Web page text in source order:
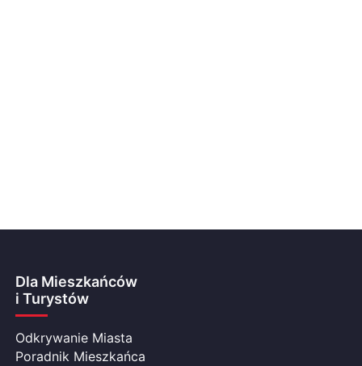
Dla Mieszkańców
i Turystów
Odkrywanie Miasta
Poradnik Mieszkańca